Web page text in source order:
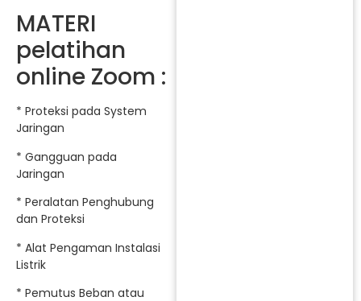
MATERI
pelatihan
online Zoom :
* Proteksi pada System
Jaringan
* Gangguan pada
Jaringan
* Peralatan Penghubung
dan Proteksi
* Alat Pengaman Instalasi
Listrik
* Pemutus Beban atau